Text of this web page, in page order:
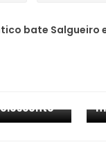
bate Salgueiro